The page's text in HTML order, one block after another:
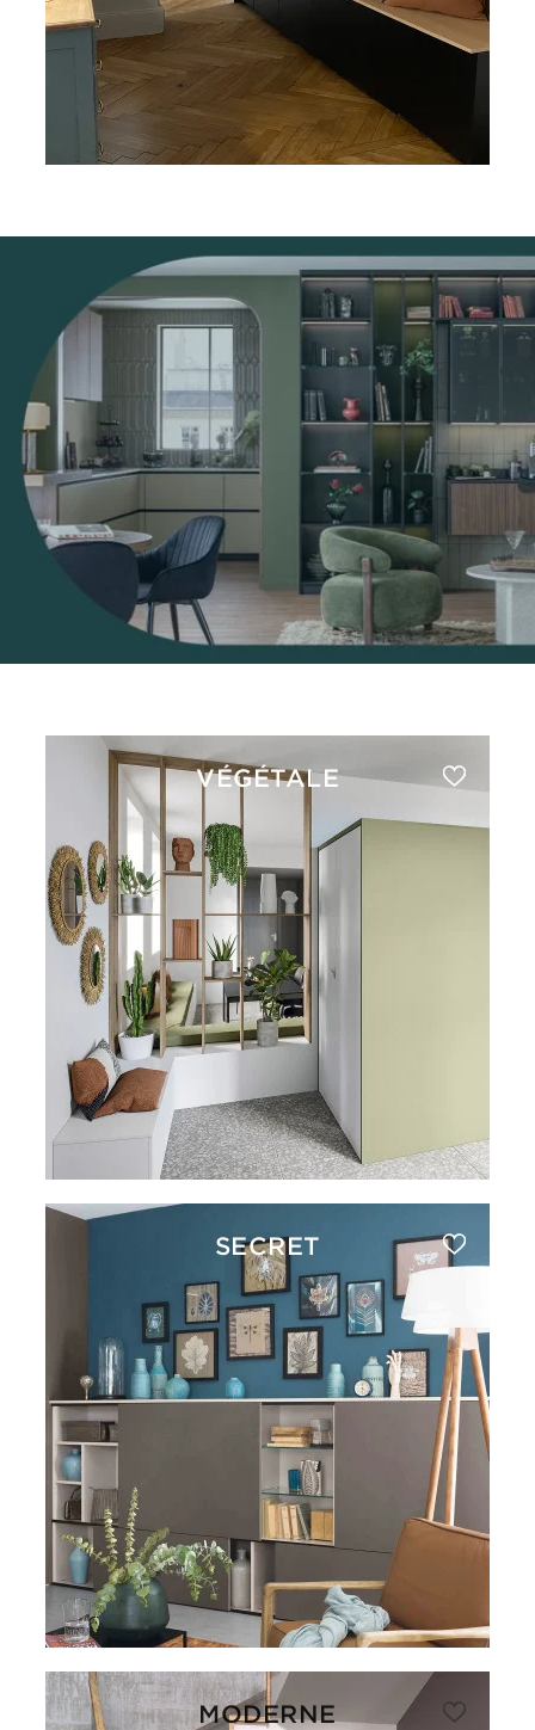
CE MEUBLE D'ENTRÉE
VOUS PLAÎT ?
PRENDRE RDV
VÉGÉTALE
SECRET
MODERNE